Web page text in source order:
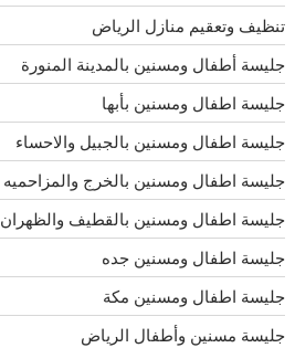
تنظيف وتعقيم منازل الرياض
جليسة أطفال ومسنين بالمدينة المنورة
جليسة اطفال ومسنين بأبها
جليسة اطفال ومسنين بالجبيل والاحساء
جليسة اطفال ومسنين بالخرج والمزاحميه
جليسة اطفال ومسنين بالقطيف والظهران
جليسة اطفال ومسنين جده
جليسة اطفال ومسنين مكة
جليسة مسنين وأطفال الرياض